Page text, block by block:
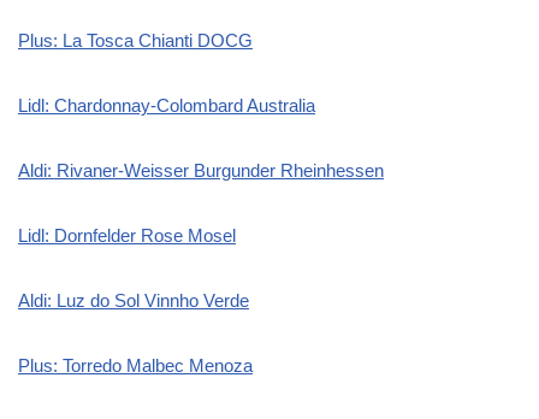
Plus: La Tosca Chianti DOCG
Lidl: Chardonnay-Colombard Australia
Aldi: Rivaner-Weisser Burgunder Rheinhessen
Lidl: Dornfelder Rose Mosel
Aldi: Luz do Sol Vinnho Verde
Plus: Torredo Malbec Menoza